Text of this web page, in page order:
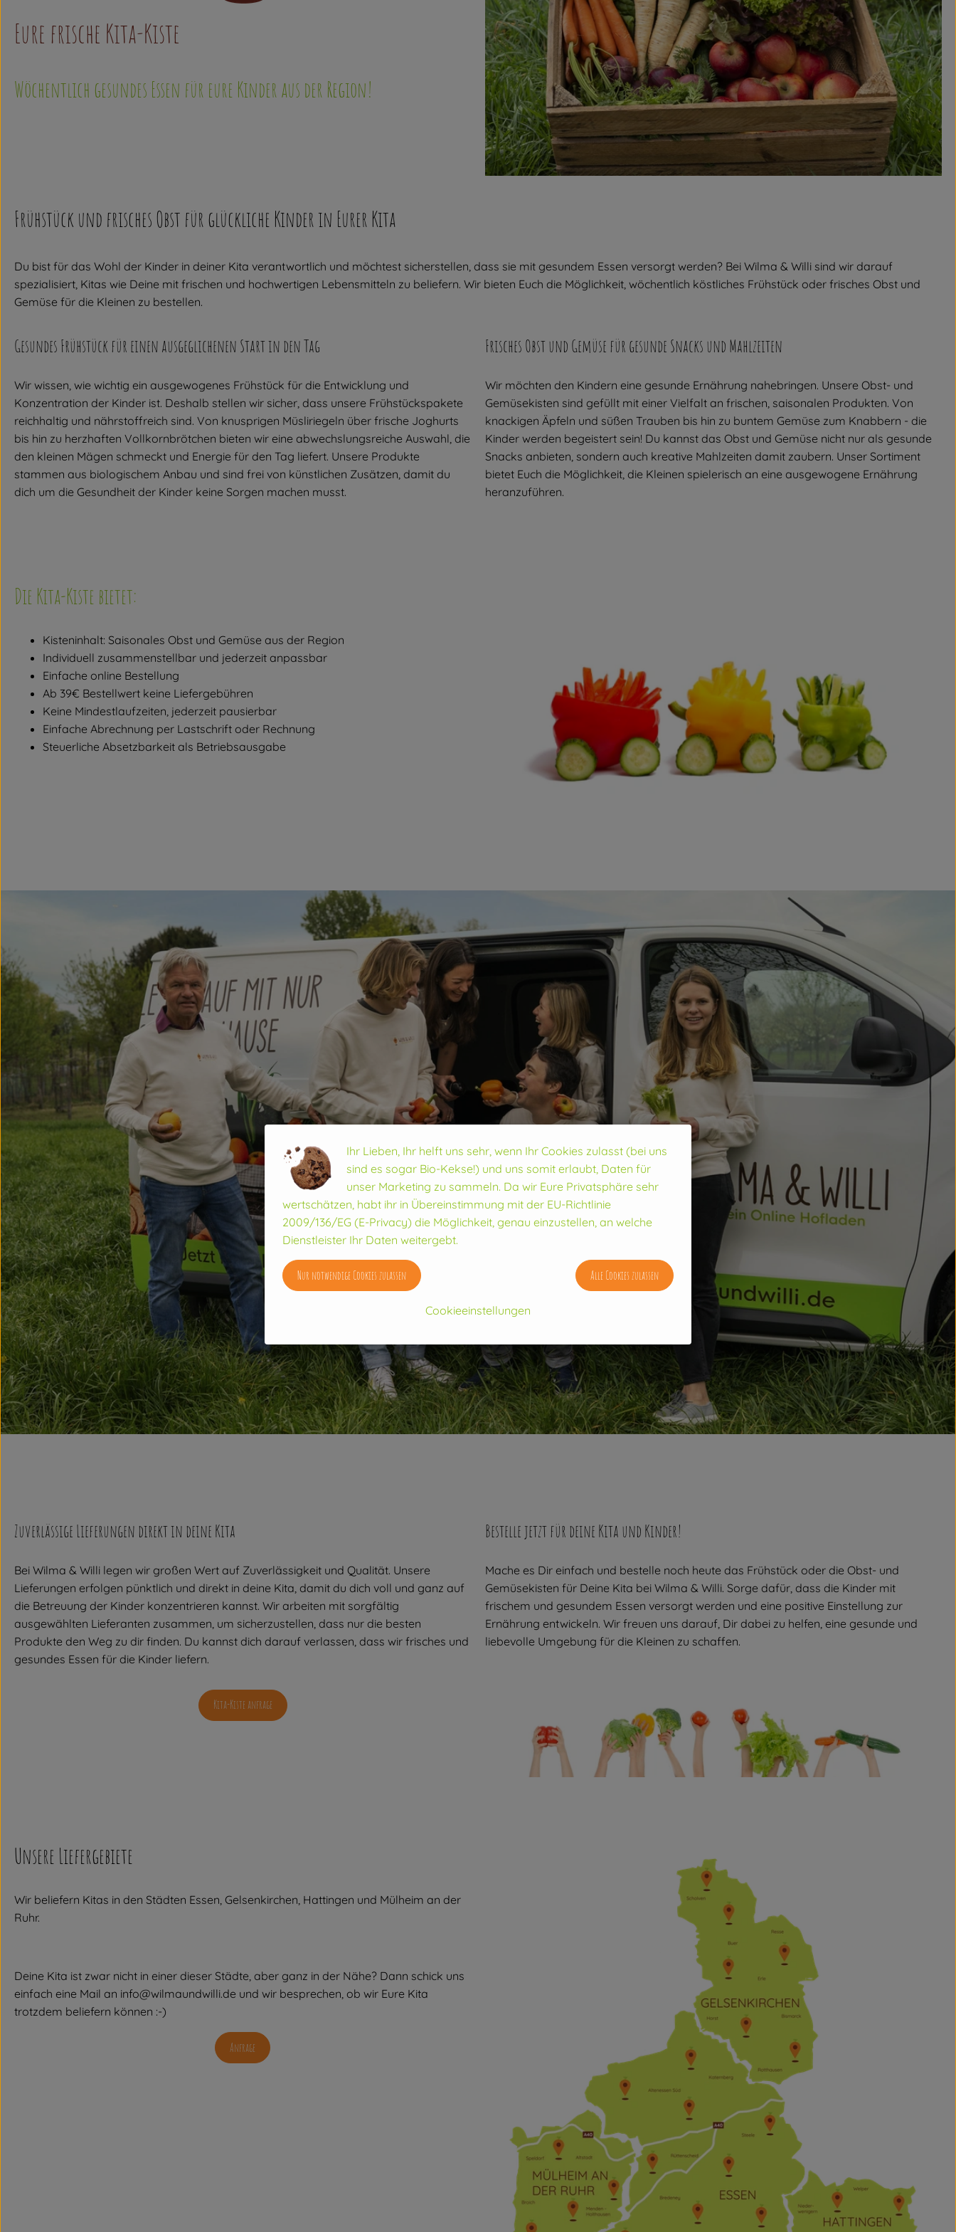
Eure frische Kita-Kiste
Wöchentlich gesundes Essen für eure Kinder aus der Region!
Frühstück und frisches Obst für glückliche Kinder in Eurer Kita
Du bist für das Wohl der Kinder in deiner Kita verantwortlich und möchtest sicherstellen, dass sie mit gesundem Essen versorgt werden? Bei Wilma & Willi sind wir darauf
spezialisiert, Kitas wie Deine mit frischen und hochwertigen Lebensmitteln zu beliefern. Wir bieten Euch die Möglichkeit, wöchentlich köstliches Frühstück oder frisches Obst und
Gemüse für die Kleinen zu bestellen.
Gesundes Frühstück für einen ausgeglichenen Start in den Tag
Wir wissen, wie wichtig ein ausgewogenes Frühstück für die Entwicklung und
Konzentration der Kinder ist. Deshalb stellen wir sicher, dass unsere Frühstückspakete
reichhaltig und nährstoffreich sind. Von knusprigen Müsliriegeln über frische Joghurts
bis hin zu herzhaften Vollkornbrötchen bieten wir eine abwechslungsreiche Auswahl, die
den kleinen Mägen schmeckt und Energie für den Tag liefert. Unsere Produkte
stammen aus biologischem Anbau und sind frei von künstlichen Zusätzen, damit du
dich um die Gesundheit der Kinder keine Sorgen machen musst.
Frisches Obst und Gemüse für gesunde Snacks und Mahlzeiten
Wir möchten den Kindern eine gesunde Ernährung nahebringen. Unsere Obst- und
Gemüsekisten sind gefüllt mit einer Vielfalt an frischen, saisonalen Produkten. Von
knackigen Äpfeln und süßen Trauben bis hin zu buntem Gemüse zum Knabbern - die
Kinder werden begeistert sein! Du kannst das Obst und Gemüse nicht nur als gesunde
Snacks anbieten, sondern auch kreative Mahlzeiten damit zaubern. Unser Sortiment
bietet Euch die Möglichkeit, die Kleinen spielerisch an eine ausgewogene Ernährung
heranzuführen.
Die Kita-Kiste bietet:
Kisteninhalt: Saisonales Obst und Gemüse aus der Region
Individuell zusammenstellbar und jederzeit anpassbar
Einfache online Bestellung
Ab 39€ Bestellwert keine Liefergebühren
Keine Mindestlaufzeiten, jederzeit pausierbar
Einfache Abrechnung per Lastschrift oder Rechnung
Steuerliche Absetzbarkeit als Betriebsausgabe
Zuverlässige Lieferungen direkt in deine Kita
Bei Wilma & Willi legen wir großen Wert auf Zuverlässigkeit und Qualität. Unsere
Lieferungen erfolgen pünktlich und direkt in deine Kita, damit du dich voll und ganz auf
die Betreuung der Kinder konzentrieren kannst. Wir arbeiten mit sorgfältig
ausgewählten Lieferanten zusammen, um sicherzustellen, dass nur die besten
Produkte den Weg zu dir finden. Du kannst dich darauf verlassen, dass wir frisches und
gesundes Essen für die Kinder liefern.
Bestelle jetzt für deine Kita und Kinder!
Mache es Dir einfach und bestelle noch heute das Frühstück oder die Obst- und
Gemüsekisten für Deine Kita bei Wilma & Willi. Sorge dafür, dass die Kinder mit
frischem und gesundem Essen versorgt werden und eine positive Einstellung zur
Ernährung entwickeln. Wir freuen uns darauf, Dir dabei zu helfen, eine gesunde und
liebevolle Umgebung für die Kleinen zu schaffen.
Kita-Kiste anfrage
Unsere Liefergebiete
Wir beliefern Kitas in den Städten Essen, Gelsenkirchen, Hattingen und Mülheim an der
Ruhr.
Deine Kita ist zwar nicht in einer dieser Städte, aber ganz in der Nähe? Dann schick uns
einfach eine Mail an info@wilmaundwilli.de und wir besprechen, ob wir Eure Kita
trotzdem beliefern können :-)
Anfrage
Ihr Lieben, Ihr helft uns sehr, wenn Ihr Cookies zulasst (bei uns
sind es sogar Bio-Kekse!) und uns somit erlaubt, Daten für
unser Marketing zu sammeln. Da wir Eure Privatsphäre sehr
wertschätzen, habt ihr in Übereinstimmung mit der EU-Richtlinie
2009/136/EG (E-Privacy) die Möglichkeit, genau einzustellen, an welche
Dienstleister Ihr Daten weitergebt.
Cookieeinstellungen
Nur notwendige Cookies zulassen Alle Cookies zulassen